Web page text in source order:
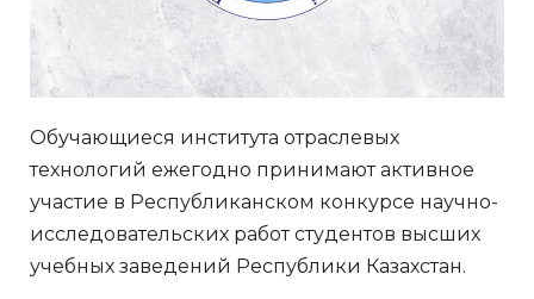
Обучающиеся института отраслевых
технологий ежегодно принимают активное
участие в Республиканском конкурсе научно-
исследовательских работ студентов высших
учебных заведений Республики Казахстан.